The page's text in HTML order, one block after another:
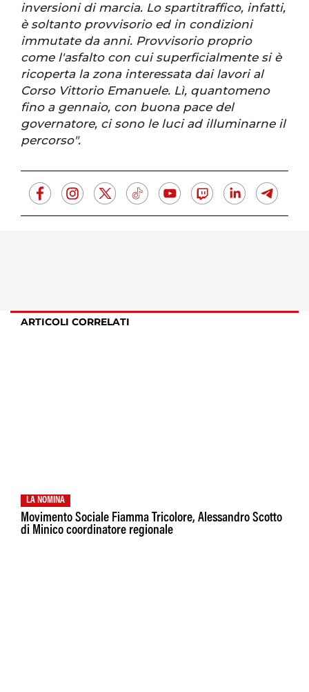
inversioni di marcia. Lo spartitraffico, infatti,
è soltanto provvisorio ed in condizioni
immutate da anni. Provvisorio proprio
come l'asfalto con cui superficialmente si è
ricoperta la zona interessata dai lavori al
Corso Vittorio Emanuele. Lì, quantomeno
fino a gennaio, con buona pace del
governatore, ci sono le luci ad illuminarne il
percorso".
ARTICOLI CORRELATI
LA NOMINA
Movimento Sociale Fiamma Tricolore, Alessandro Scotto
di Minico coordinatore regionale